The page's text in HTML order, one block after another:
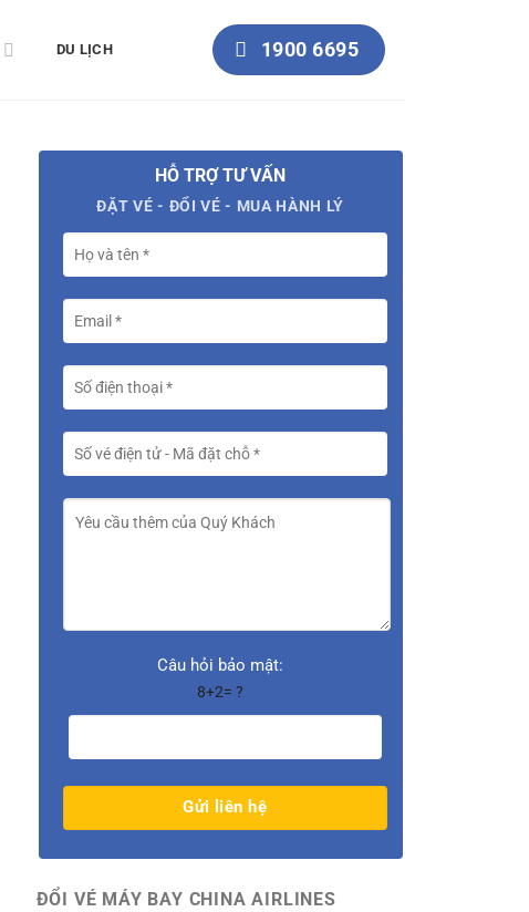
DU LỊCH 1900 6695
HỖ TRỢ TƯ VẤN
ĐẶT VÉ - ĐỔI VÉ - MUA HÀNH LÝ
Câu hỏi bảo mật:
8+2= ?
ĐỔI VÉ MÁY BAY CHINA AIRLINES